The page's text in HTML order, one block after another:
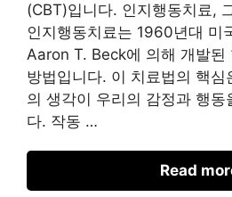
(CBT)입니다. 인지행동치료,
인지행동치료는 1960년대 미
Aaron T. Beck에 의해 개발된
방법입니다. 이 치료법의 핵심
의 생각이 우리의 감정과 행동
다. 작동 …
Read